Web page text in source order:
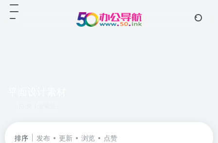
排序 发布 更新 浏览 点赞